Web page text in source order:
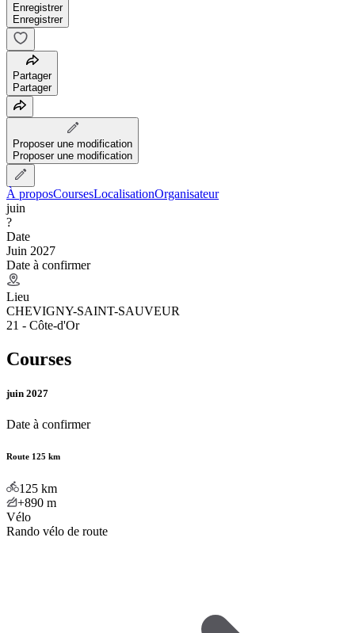
Enregistrer
Enregistrer
Partager
Partager
Proposer une modification
Proposer une modification
À proposCoursesLocalisationOrganisateur
juin
?
Date
Juin 2027
Date à confirmer
Lieu
CHEVIGNY-SAINT-SAUVEUR
21 - Côte-d'Or
Courses
juin 2027
Date à confirmer
Route 125 km
125 km
+890 m
Vélo
Rando vélo de route